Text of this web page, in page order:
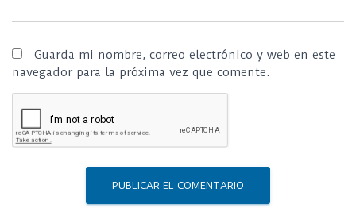
Guarda mi nombre, correo electrónico y web en este
navegador para la próxima vez que comente.